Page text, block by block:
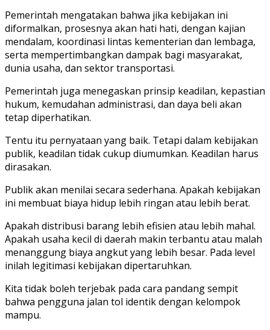
Pemerintah mengatakan bahwa jika kebijakan ini
diformalkan, prosesnya akan hati hati, dengan kajian
mendalam, koordinasi lintas kementerian dan lembaga,
serta mempertimbangkan dampak bagi masyarakat,
dunia usaha, dan sektor transportasi.
Pemerintah juga menegaskan prinsip keadilan, kepastian
hukum, kemudahan administrasi, dan daya beli akan
tetap diperhatikan.
Tentu itu pernyataan yang baik. Tetapi dalam kebijakan
publik, keadilan tidak cukup diumumkan. Keadilan harus
dirasakan.
Publik akan menilai secara sederhana. Apakah kebijakan
ini membuat biaya hidup lebih ringan atau lebih berat.
Apakah distribusi barang lebih efisien atau lebih mahal.
Apakah usaha kecil di daerah makin terbantu atau malah
menanggung biaya angkut yang lebih besar. Pada level
inilah legitimasi kebijakan dipertaruhkan.
Kita tidak boleh terjebak pada cara pandang sempit
bahwa pengguna jalan tol identik dengan kelompok
mampu.